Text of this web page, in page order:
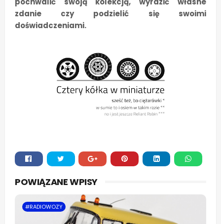
zdanie czy podzielić się swoimi
doświadczeniami.
POWIĄZANE WPISY
#RADIOWOZY